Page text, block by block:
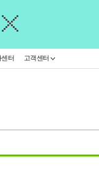
센터 고객센터